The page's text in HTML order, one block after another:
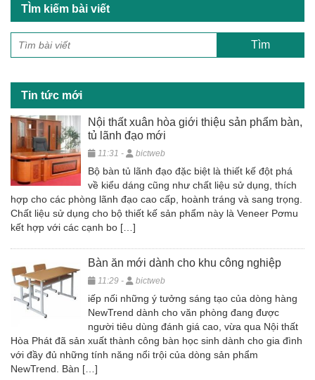
e
b
o
k
er e
TÌm kiếm bài viết
Tin tức mới
Nội thất xuân hòa giới thiệu sản phẩm bàn,
tủ lãnh đạo mới
11:31 - bictweb
Bộ bàn tủ lãnh đạo đặc biệt là thiết kế đột phá
về kiểu dáng cũng như chất liệu sử dụng, thích
hợp cho các phòng lãnh đạo cao cấp, hoành tráng và sang trọng.
Chất liệu sử dụng cho bộ thiết kế sản phẩm này là Veneer Pơmu
kết hợp với các cạnh bo […]
Bàn ăn mới dành cho khu công nghiệp
11:29 - bictweb
iếp nối những ý tưởng sáng tạo của dòng hàng
NewTrend dành cho văn phòng đang được
người tiêu dùng đánh giá cao, vừa qua Nội thất
Hòa Phát đã sản xuất thành công bàn học sinh dành cho gia đình
với đầy đủ những tính năng nổi trội của dòng sản phẩm
NewTrend. Bàn […]